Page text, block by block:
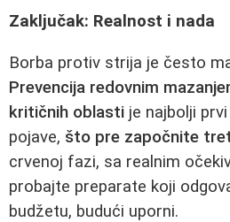
Zaključak: Realnost i nada
Borba protiv strija je često
Prevencija redovnim
kritičnih oblasti je najbolji
pojave, što pre započnite
crvenoj fazi, sa realnim
probajte preparate koji
budžetu, budući uporni.